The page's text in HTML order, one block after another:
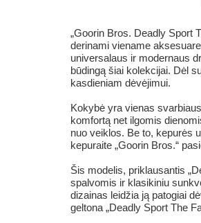
„Goorin Bros. Deadly Sport
derinami viename
universalaus ir modernaus
būdingą šiai kolekcijai. Dėl
kasdieniam dėvėjimui.
Kokybė yra vienas
komfortą net ilgomis
nuo veiklos. Be to, kepurės
kepuraite „Goorin Bros.“
Šis modelis, priklausantis
spalvomis ir klasikiniu
dizainas leidžia ją patogiai
geltona „Deadly Sport The